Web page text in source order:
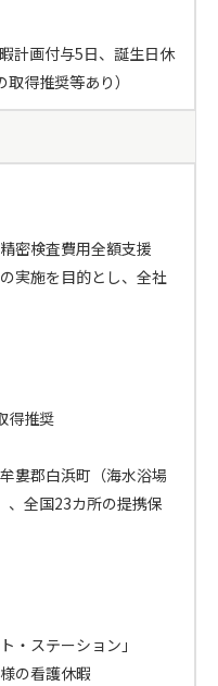
計画付与5日、誕生日休
得推奨等あり）
密検査費用全額支援
実施を目的とし、全社
得推奨
婁郡白浜町（海水浴場
、全国23カ所の提携保
・ステーション」
の看護休暇